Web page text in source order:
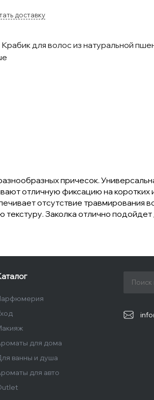
доставку
для волос из натуральной
причесок.
отличную фиксацию на коротких
отсутствие травмирования
Заколка отлично
для дома
ванны и душа
для авто